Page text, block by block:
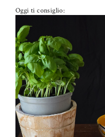
Oggi ti consiglio: